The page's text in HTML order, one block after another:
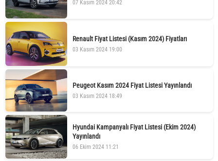
07 Kasım 2024 20:42
Renault Fiyat Listesi (Kasım 2024) Fiyatları
03 Kasım 2024 19:00
Peugeot Kasım 2024 Fiyat Listesi Yayınlandı
03 Kasım 2024 18:49
Hyundai Kampanyalı Fiyat Listesi (Ekim 2024)
Yayınlandı
06 Ekim 2024 11:21